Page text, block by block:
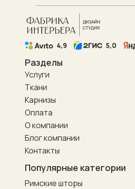
Разделы
О компании
Ткани
Оплата
Услуги
Контакты
Популярные категории
Римские шторы
Карнизы
Блог компании